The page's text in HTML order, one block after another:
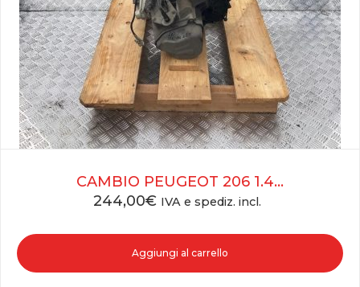
CAMBIO PEUGEOT 206 1.4...
244,00€ IVA e spediz. incl.
Aggiungi al carrello